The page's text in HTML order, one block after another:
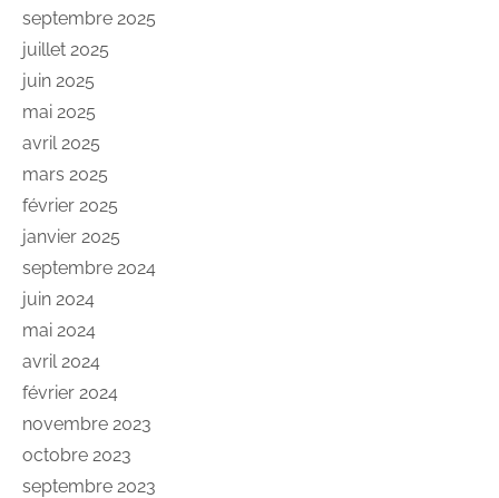
septembre 2025
juillet 2025
juin 2025
mai 2025
avril 2025
mars 2025
février 2025
janvier 2025
septembre 2024
juin 2024
mai 2024
avril 2024
février 2024
novembre 2023
octobre 2023
septembre 2023